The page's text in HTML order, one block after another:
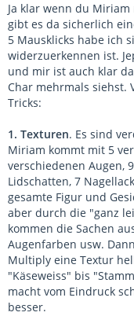
Ja klar wenn du
gibt es da sicherlich
5 Mausklicks habe ich
widerzuerkennen ist.
und mir ist auch klar
Char mehrmals siehst.
Tricks:
1. Texturen. Es sind
Miriam kommt mit 5
verschiedenen Augen,
Lidschatten, 7
gesamte Figur und
aber durch die "ganz
kommen die Sachen
Augenfarben usw.
Multiply eine Textur
"Käseweiss" bis
macht vom Eindruck
besser.